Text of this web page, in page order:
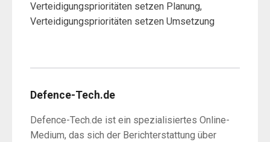
Verteidigungsprioritäten setzen Planung,
Verteidigungsprioritäten setzen Umsetzung
Defence-Tech.de
Defence-Tech.de ist ein spezialisiertes Online-
Medium, das sich der Berichterstattung über